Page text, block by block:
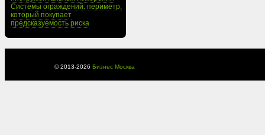
Системы ограждений: периметр,
который покупает
предсказуемость риска
© 2013-2026 Бизнес Москва